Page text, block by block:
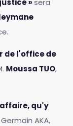
de l'office de
Moussa TUO,
qu'y
AKA,